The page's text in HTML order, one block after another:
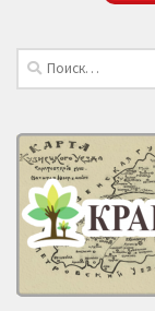
Найти: